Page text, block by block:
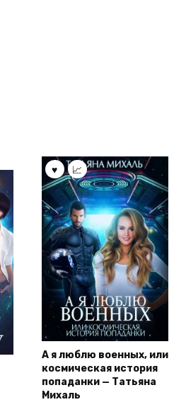
А я люблю военных, или
космическая история
попаданки — Татьяна
Михаль